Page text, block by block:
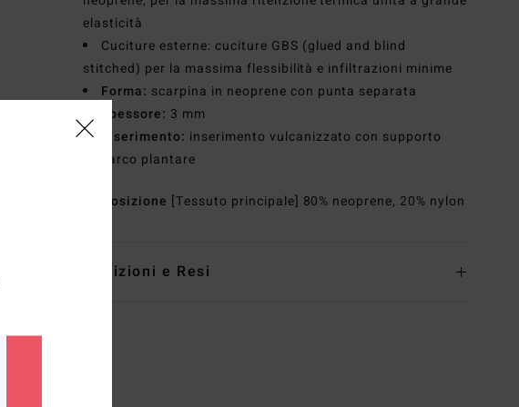
elasticità
Cuciture esterne: cuciture GBS (glued and blind
stitched) per la massima flessibilità e infiltrazioni minime
Forma: scarpina in neoprene con punta separata
Spessore: 3 mm
Inserimento: inserimento vulcanizzato con supporto
dell'arco plantare
Composizione [Tessuto principale] 80% neoprene, 20% nylon
Spedizioni e Resi